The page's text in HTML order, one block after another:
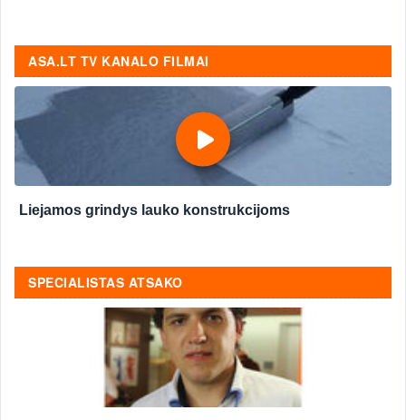
ASA.LT TV KANALO FILMAI
Liejamos grindys lauko konstrukcijoms
SPECIALISTAS ATSAKO